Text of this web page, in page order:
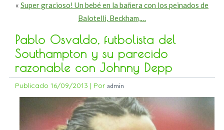
« Super gracioso! Un bebé en la bañera con los peinados de
Balotelli, Beckham,…
Pablo Osvaldo, futbolista del
Southampton y su parecido
razonable con Johnny Depp
Publicado 16/09/2013 | Por admin